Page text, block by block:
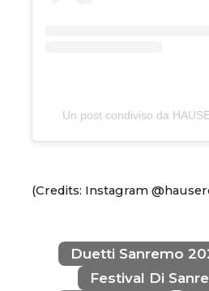
Un post condiviso da
(Credits: Instagram
Duetti Sanremo
Festival Di